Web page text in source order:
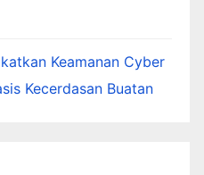
Keamanan Cyber
Kecerdasan Buatan